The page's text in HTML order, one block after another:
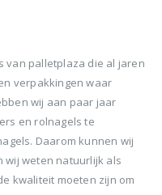
van palletplaza die al jaren
verpakkingen waar
wij aan paar jaar
en rolnagels te
Daarom kunnen wij
wij weten natuurlijk als
kwaliteit moeten zijn om